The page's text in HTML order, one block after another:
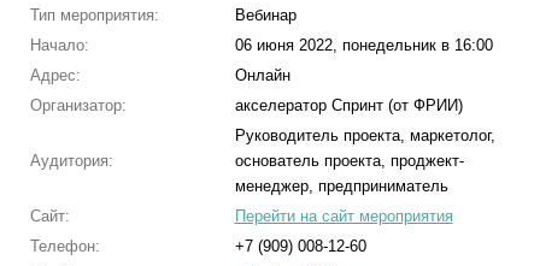
Тип мероприятия:
Вебинар
Начало:
06 июня 2022, понедельник в 16:00
Адрес:
Онлайн
Организатор:
акселератор Спринт (от ФРИИ)
Аудитория:
Руководитель проекта, маркетолог,
основатель проекта, проджект-
менеджер, предприниматель
Сайт:
Перейти на сайт мероприятия
Телефон:
+7 (909) 008-12-60